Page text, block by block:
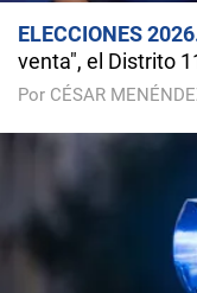
ELECCIONES 2026
venta", el Distrito
Por CÉSAR